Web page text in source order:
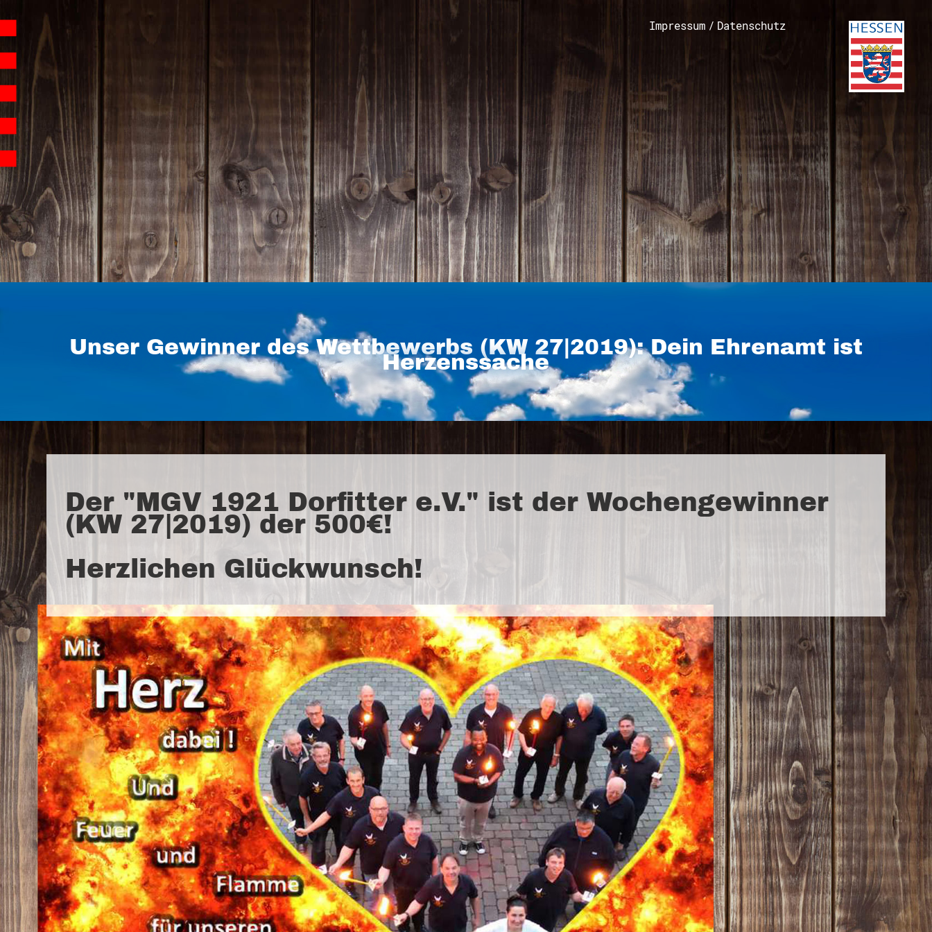
Homepage | Wettbewerb Dein Ehrenamt ist Herzenssache
Teilnahmebedingungen MeinMoment
Teilnahmebedingungen KlappeAuf
Teilnahmebedingungen 80 Jahre Hessen
Impressum
Datenschutz
Impressum / Datenschutz
Unser Gewinner des Wettbewerbs (KW 27|2019): Dein Ehrenamt ist
Herzenssache
Der "MGV 1921 Dorfitter e.V." ist der Wochengewinner
(KW 27|2019) der 500€!
Herzlichen Glückwunsch!